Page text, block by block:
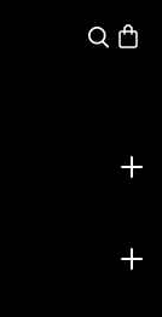
Panier